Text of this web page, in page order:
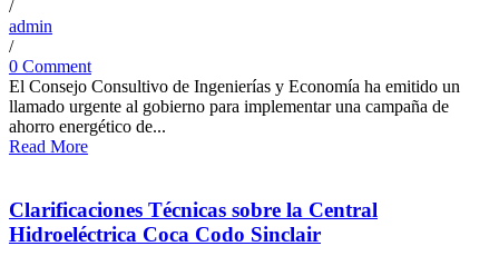
/
admin
/
0 Comment
El Consejo Consultivo de Ingenierías y Economía ha emitido un
llamado urgente al gobierno para implementar una campaña de
ahorro energético de...
Read More
Clarificaciones Técnicas sobre la Central
Hidroeléctrica Coca Codo Sinclair